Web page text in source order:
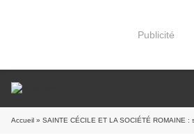
Publicité
Accueil » SAINTE CÉCILE ET LA SOCIÉTÉ ROMAINE : sur les bords de